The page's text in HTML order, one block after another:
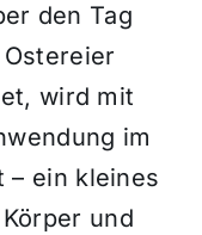
den Tag
wird mit
im
– ein kleines
und